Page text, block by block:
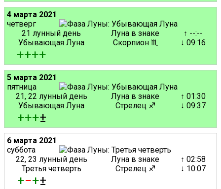
4 марта 2021
четверг
21 лунный день
Убывающая Луна
Луна в знаке
Скорпион ♏
↑ --:--
↓ 09:16
++++
5 марта 2021
пятница
21, 22 лунный день
Убывающая Луна
Луна в знаке
Стрелец ♐
↑ 01:30
↓ 09:37
+++±
6 марта 2021
суббота
22, 23 лунный день
Третья четверть
Луна в знаке
Стрелец ♐
↑ 02:58
↓ 10:07
+−+±